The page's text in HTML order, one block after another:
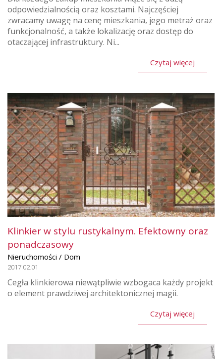
odpowiedzialnością oraz kosztami. Najczęściej
zwracamy uwagę na cenę mieszkania, jego metraż oraz
funkcjonalność, a także lokalizację oraz dostęp do
otaczającej infrastruktury. Ni...
Czytaj więcej
Klinkier w stylu rustykalnym. Efektowny oraz
ponadczasowy
Nieruchomości / Dom
2017.02.01
Cegła klinkierowa niewątpliwie wzbogaca każdy projekt
o element prawdziwej architektonicznej magii.
Czytaj więcej